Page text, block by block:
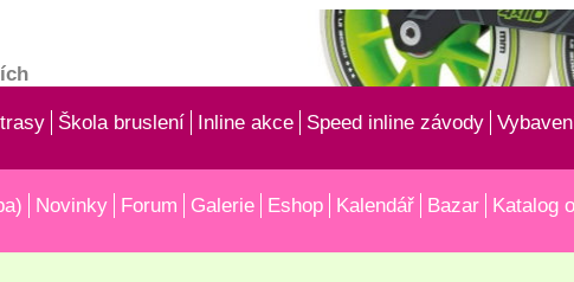
Škola bruslení Inline akce Speed inline závody
Novinky Forum Galerie Eshop Kalendář Bazar Katalog